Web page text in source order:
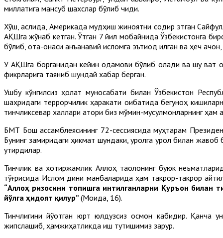
миллатига мансуб шахслар бўлиб чиқди.
Хўш, аслида, Америкада мудҳиш жиноятни содир этган
АҚШга жўнаб кетган. Ўтган 7 йил мобайнида Ўзбекистонга
бўлиб, ота-онаси анъанавий исломга эътиқод қилган ва ҳеч
У АҚШга борганидан кейин одамови бўлиб қолади ва шу вақт
фикрларига таяниб шундай хабар берган.
Ушбу кўнгилсиз ҳолат муносабати билан Ўзбекистон
шаҳридаги террорчилик ҳаракати оқибатида бегуноҳ
тинчликсевар халқлари қатори биз мўмин-мусулмонларнинг ҳам
БМТ Бош ассамблеясининг 72-сессиясида муҳтарам
Бунинг замиридаги ҳикмат шундаки, қуролга қурол билан
уқтирдилар.
Тинчлик ва хотиржамлик Аллоҳ таолонинг буюк
тўғрисида Ислом дини манбаларида ҳам такрор-такрор
“Аллоҳ ризосини топишга интилганларни Қуръон билан
йўлга ҳидоят қилур” (Моида, 16).
Тинчлигини йўқотган юрт юлдузсиз осмон кабидир. Қанча
жипслашиб, ҳамжиҳатликда иш тутишимиз зарур.